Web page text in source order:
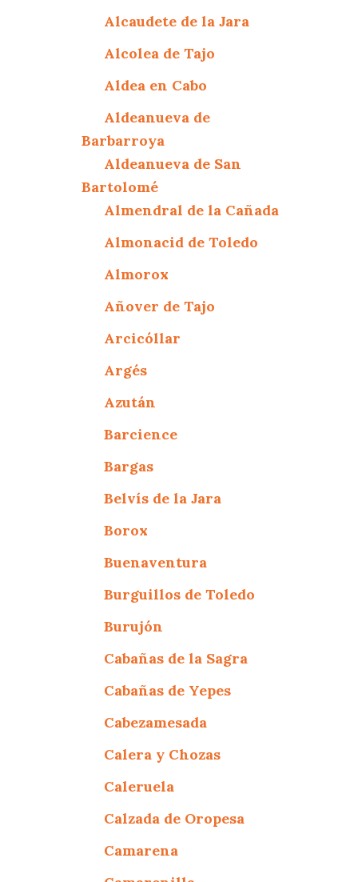
Alcaudete de la Jara
Alcolea de Tajo
Aldea en Cabo
Aldeanueva de
Barbarroya
Aldeanueva de San
Bartolomé
Almendral de la Cañada
Almonacid de Toledo
Almorox
Añover de Tajo
Arcicóllar
Argés
Azután
Barcience
Bargas
Belvís de la Jara
Borox
Buenaventura
Burguillos de Toledo
Burujón
Cabañas de la Sagra
Cabañas de Yepes
Cabezamesada
Calera y Chozas
Caleruela
Calzada de Oropesa
Camarena